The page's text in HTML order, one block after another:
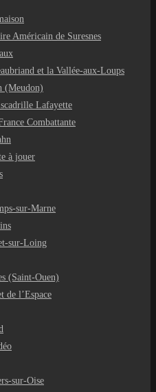
Américain de Suresnes
et la Vallée-aux-Loups
(Meudon)
Lafayette
Combattante
à jouer
sur-Marne
sur-Loing
(Saint-Ouen)
de l’Espace
sur-Oise